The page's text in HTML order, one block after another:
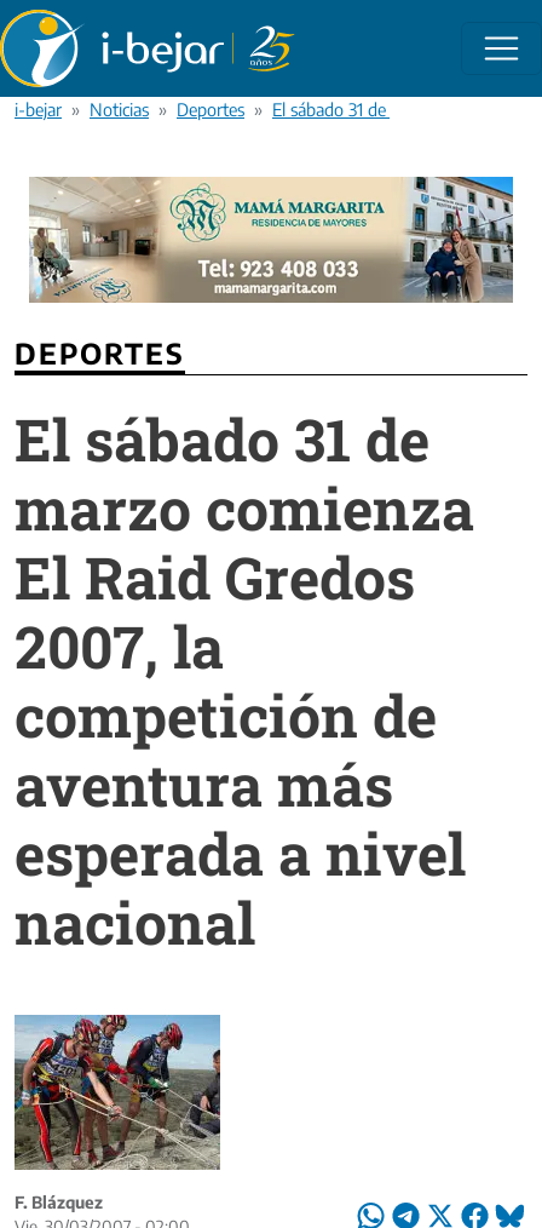
Pasar al contenido principal
i-bejar Noticias Deportes El sábado 31 de marzo comienza
DEPORTES
El sábado 31 de
marzo comienza
El Raid Gredos
2007, la
competición de
aventura más
esperada a nivel
nacional
F. Blázquez